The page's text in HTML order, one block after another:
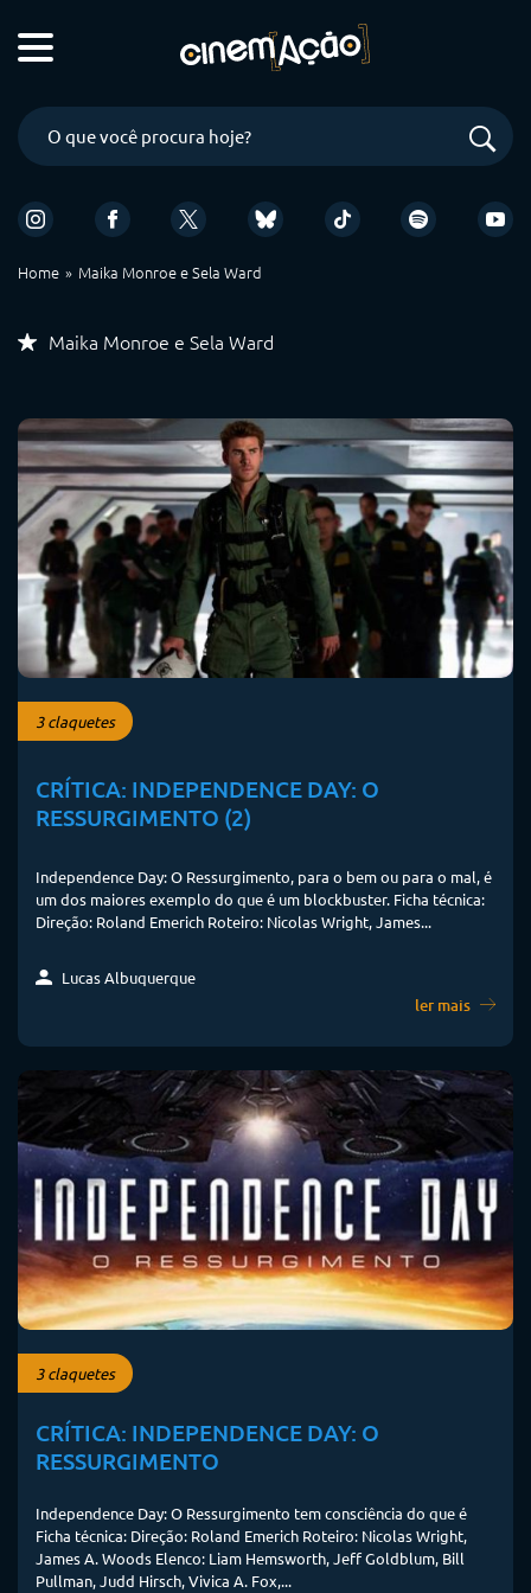
Home Maika Monroe e Sela Ward
Maika Monroe e Sela Ward
3 claquetes
CRÍTICA: INDEPENDENCE DAY: O
RESSURGIMENTO (2)
Independence Day: O Ressurgimento, para o bem ou para o mal, é
um dos maiores exemplo do que é um blockbuster. Ficha técnica:
Direção: Roland Emerich Roteiro: Nicolas Wright, James...
Lucas Albuquerque
ler mais
3 claquetes
CRÍTICA: INDEPENDENCE DAY: O
RESSURGIMENTO
Independence Day: O Ressurgimento tem consciência do que é
Ficha técnica: Direção: Roland Emerich Roteiro: Nicolas Wright,
James A. Woods Elenco: Liam Hemsworth, Jeff Goldblum, Bill
Pullman, Judd Hirsch, Vivica A. Fox,...